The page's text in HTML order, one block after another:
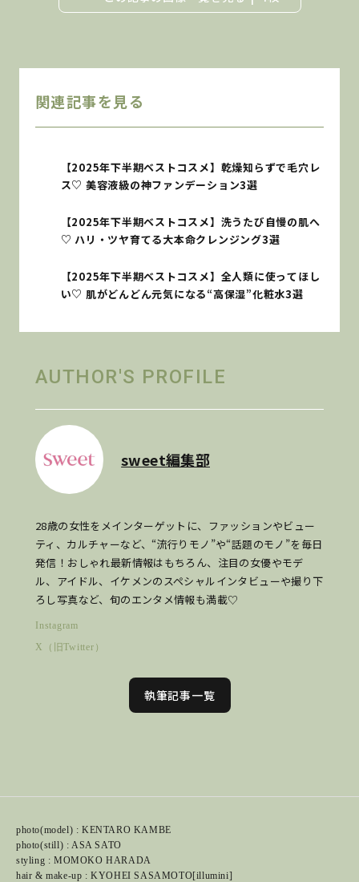
関連記事を見る
【2025年下半期ベストコスメ】乾燥知らずで毛穴レ
ス♡ 美容液級の神ファンデーション3選
【2025年下半期ベストコスメ】洗うたび自慢の肌へ
♡ ハリ・ツヤ育てる大本命クレンジング3選
【2025年下半期ベストコスメ】全人類に使ってほし
い♡ 肌がどんどん元気になる“高保湿”化粧水3選
AUTHOR'S PROFILE
sweet編集部
28歳の女性をメインターゲットに、ファッションやビュー
ティ、カルチャーなど、“流行りモノ”や“話題のモノ”を毎日
発信！おしゃれ最新情報はもちろん、注目の女優やモデ
ル、アイドル、イケメンのスペシャルインタビューや撮り下
ろし写真など、旬のエンタメ情報も満載♡
Instagram
X（旧Twitter）
執筆記事一覧
photo(model) : KENTARO KAMBE
photo(still) : ASA SATO
styling : MOMOKO HARADA
hair & make-up : KYOHEI SASAMOTO[illumini]